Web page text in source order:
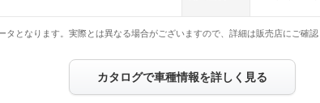
となります。実際とは異なる場合がございますので、詳細は販売店にご確認
カタログで車種情報を詳しく見る